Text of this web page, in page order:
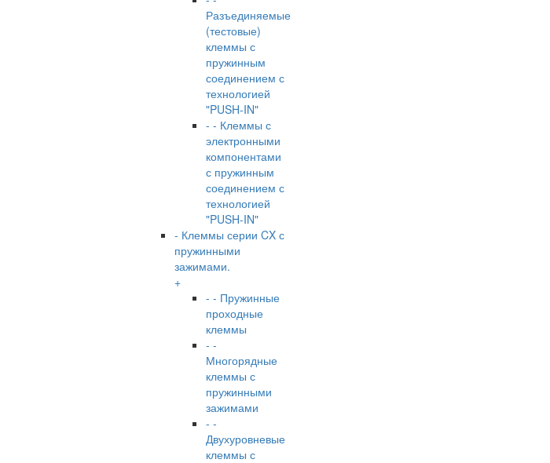
Разъединяемые
(тестовые)
клеммы с
пружинным
соединением с
технологией
"PUSH-IN"
- - Клеммы с
электронными
компонентами
с пружинным
соединением с
технологией
"PUSH-IN"
- Клеммы серии CX с
пружинными
зажимами.
+
- - Пружинные
проходные
клеммы
- -
Многорядные
клеммы с
пружинными
зажимами
- -
Двухуровневые
клеммы с